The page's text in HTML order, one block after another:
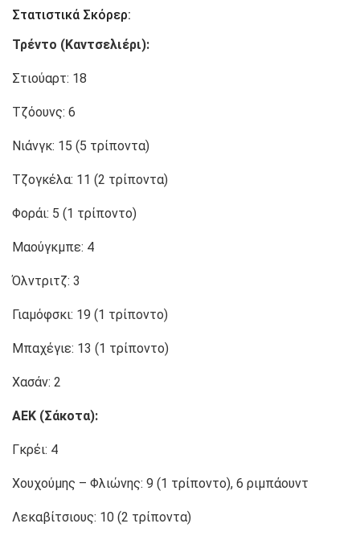
Στατιστικά Σκόρερ:
Τρέντο (Καντσελιέρι):
Στιούαρτ: 18
Τζόουνς: 6
Νιάνγκ: 15 (5 τρίποντα)
Τζογκέλα: 11 (2 τρίποντα)
Φοράι: 5 (1 τρίποντο)
Μαούγκμπε: 4
Όλντριτζ: 3
Γιαμόφσκι: 19 (1 τρίποντο)
Μπαχέγιε: 13 (1 τρίποντο)
Χασάν: 2
ΑΕΚ (Σάκοτα):
Γκρέι: 4
Χουχούμης – Φλιώνης: 9 (1 τρίποντο), 6 ριμπάουντ
Λεκαβίτσιους: 10 (2 τρίποντα)